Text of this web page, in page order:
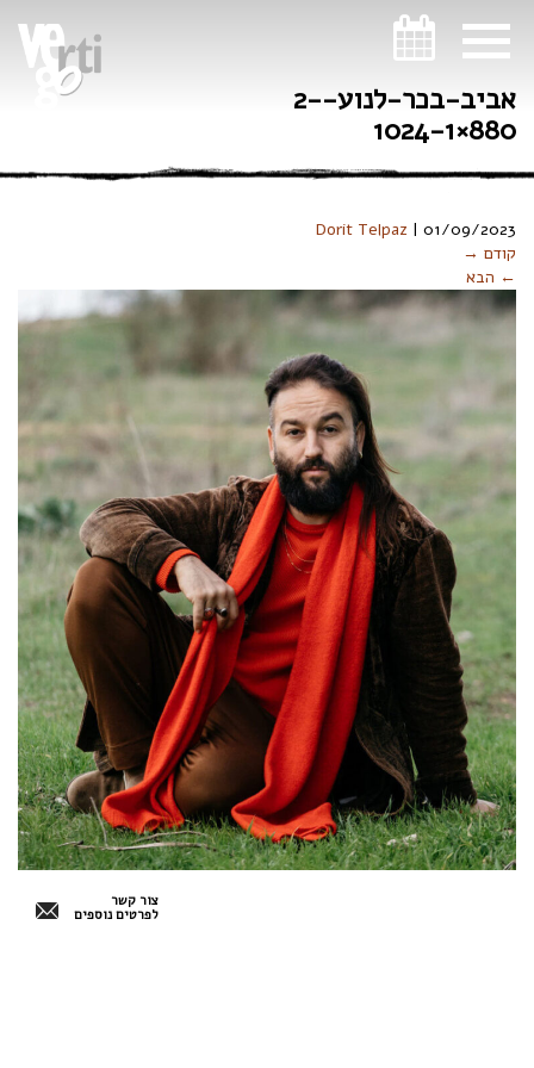
אביב-בכר-לנוע-2-
880×1024-1
Dorit Telpaz | 01/09/2023
קודם →
← הבא
צור קשר
לפרטים נוספים